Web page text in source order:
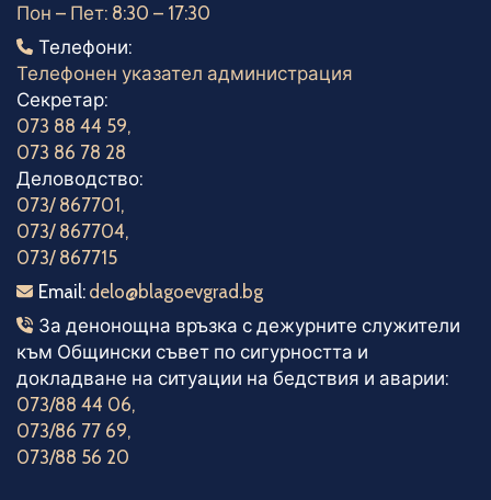
Пон – Пет: 8:30 – 17:30
Телефони
Телефони:
Телефонен указател администрация
Секретар:
073 88 44 59,
073 86 78 28
Деловодство:
073/ 867701,
073/ 867704,
073/ 867715
Електронна поща
Email: delo@blagoevgrad.bg
Телефони за денонощна връзка
За денонощна връзка с дежурните служители
към Общински съвет по сигурността и
докладване на ситуации на бедствия и аварии:
073/88 44 06,
073/86 77 69,
073/88 56 20